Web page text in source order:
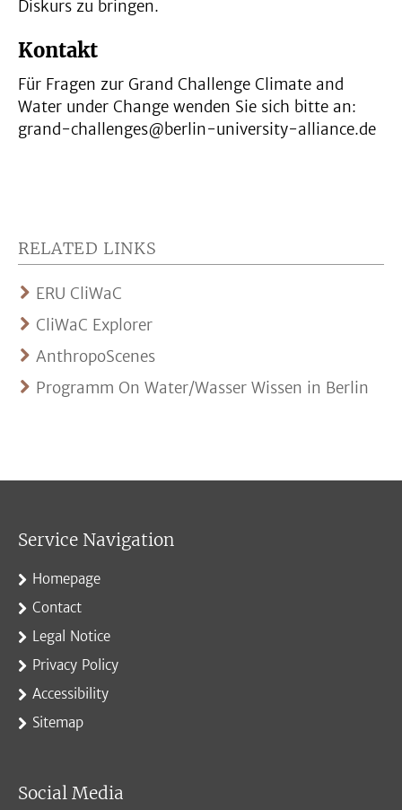
Diskurs zu bringen.
Kontakt
Für Fragen zur Grand Challenge Climate and
Water under Change wenden Sie sich bitte an:
grand-challenges@berlin-university-alliance.de
RELATED LINKS
ERU CliWaC
CliWaC Explorer
AnthropoScenes
Programm On Water/Wasser Wissen in Berlin
Service Navigation
Homepage
Contact
Legal Notice
Privacy Policy
Accessibility
Sitemap
Social Media